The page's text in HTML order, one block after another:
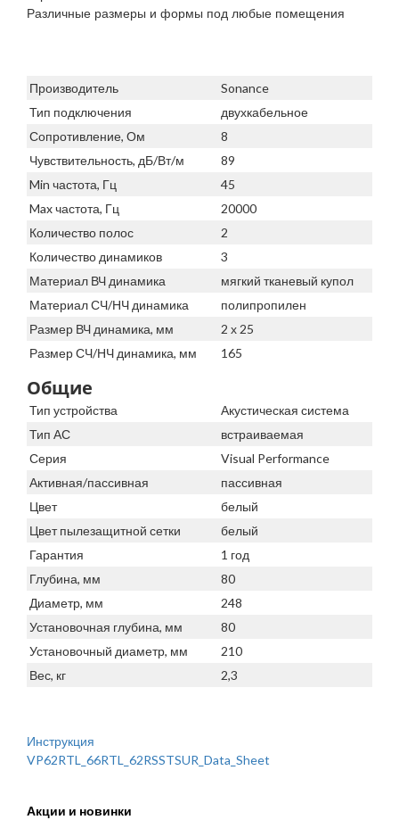
Различные размеры и формы под любые помещения
Производитель
Sonance
Тип подключения
двухкабельное
Сопротивление, Ом
8
Чувствительность, дБ/Вт/м
89
Min частота, Гц
45
Max частота, Гц
20000
Количество полос
2
Количество динамиков
3
Материал ВЧ динамика
мягкий тканевый купол
Материал СЧ/НЧ динамика
полипропилен
Размер ВЧ динамика, мм
2 х 25
Размер СЧ/НЧ динамика, мм
165
Общие
Тип устройства
Акустическая система
Тип АС
встраиваемая
Серия
Visual Performance
Активная/пассивная
пассивная
Цвет
белый
Цвет пылезащитной сетки
белый
Гарантия
1 год
Глубина, мм
80
Диаметр, мм
248
Установочная глубина, мм
80
Установочный диаметр, мм
210
Вес, кг
2,3
Инструкция
VP62RTL_66RTL_62RSSTSUR_Data_Sheet
Акции и новинки